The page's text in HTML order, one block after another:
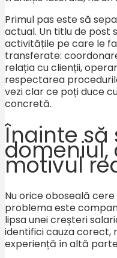
Primul pas este să
actual. Un titlu de post
activitățile pe care le
transferate:
relația cu clienții,
respectarea
vezi clar ce poți duce
concretă.
Înainte să
domeniul,
motivul
Nu orice oboseală
problema este
lipsa unei creșteri
identifici cauza corect,
experiență în altă